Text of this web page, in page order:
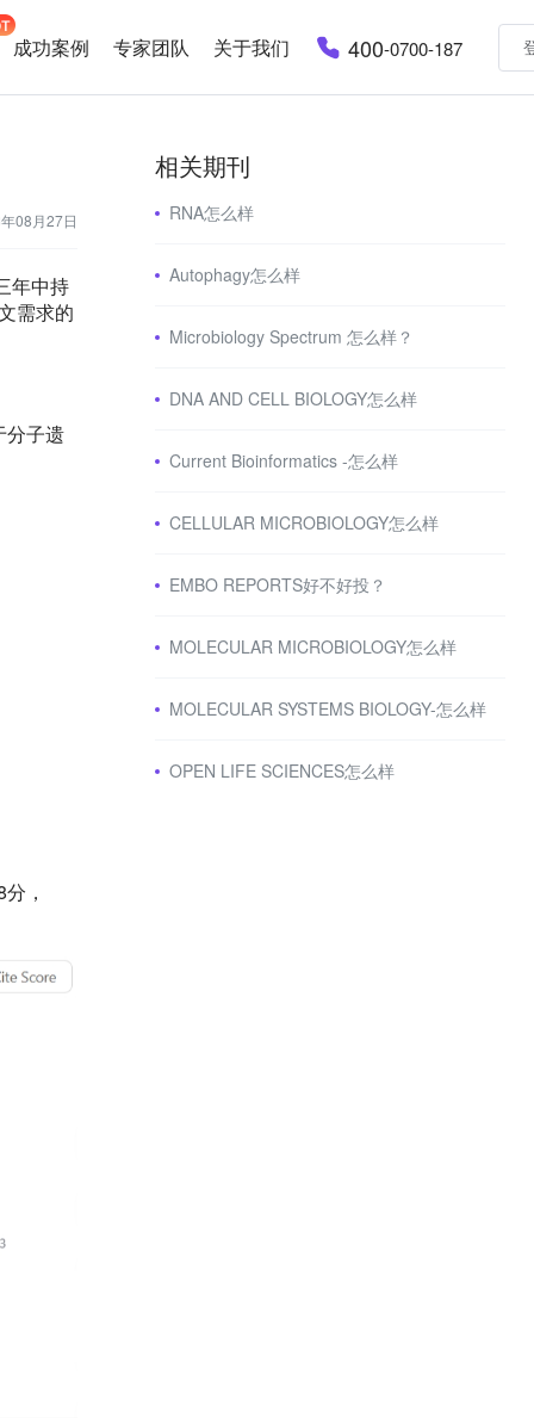
成功案例 专家团队 关于我们 400-0700-187
08月27日
年中持
需求的
分子遗
，
相关期刊
RNA怎么样
Autophagy怎么样
Microbiology Spectrum 怎么样？
DNA AND CELL BIOLOGY怎么样
Current Bioinformatics -怎么样
CELLULAR MICROBIOLOGY怎么样
EMBO REPORTS好不好投？
MOLECULAR MICROBIOLOGY怎么样
MOLECULAR SYSTEMS BIOLOGY-怎么样
OPEN LIFE SCIENCES怎么样